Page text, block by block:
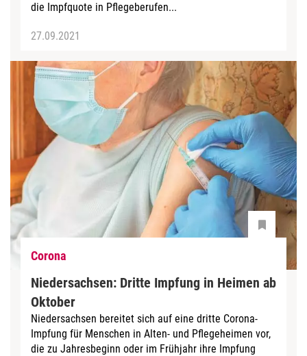
die Impfquote in Pflegeberufen...
27.09.2021
Corona
Niedersachsen: Dritte Impfung in Heimen ab
Oktober
Niedersachsen bereitet sich auf eine dritte Corona-
Impfung für Menschen in Alten- und Pflegeheimen vor,
die zu Jahresbeginn oder im Frühjahr ihre Impfung